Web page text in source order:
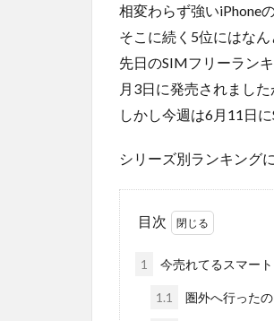
相変わらず強いiPhone
そこに続く5位にはなん
先日のSIMフリーラン
月3日に発売されまし
しかし今週は6月11日
シリーズ別ランキング
目次
1 今売れてるスマー
1.1 圏外へ行ったの